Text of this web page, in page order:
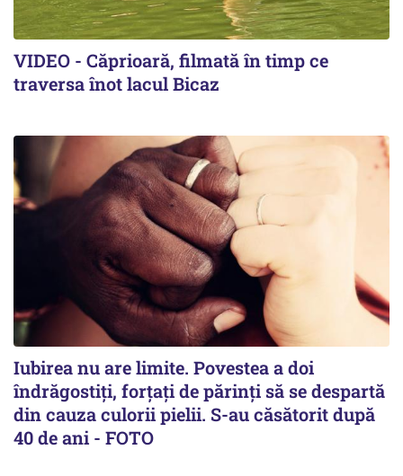
VIDEO - Căprioară, filmată în timp ce
traversa înot lacul Bicaz
Iubirea nu are limite. Povestea a doi
îndrăgostiţi, forţaţi de părinţi să se despartă
din cauza culorii pielii. S-au căsătorit după
40 de ani - FOTO